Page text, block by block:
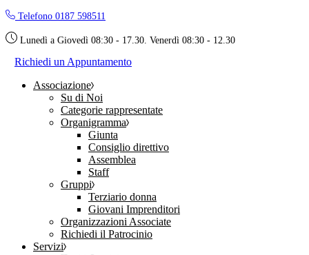
Skip
the
Telefono 0187 598511
Lunedì a Giovedì 08:30 - 17.30. Venerdì 08:30 - 12.30
Richiedi un Appuntamento
Associazione
Su di Noi
Categorie rappresentate
Organigramma
Giunta
Consiglio direttivo
Assemblea
Staff
Gruppi
Terziario donna
Giovani Imprenditori
Organizzazioni Associate
Richiedi il Patrocinio
Servizi